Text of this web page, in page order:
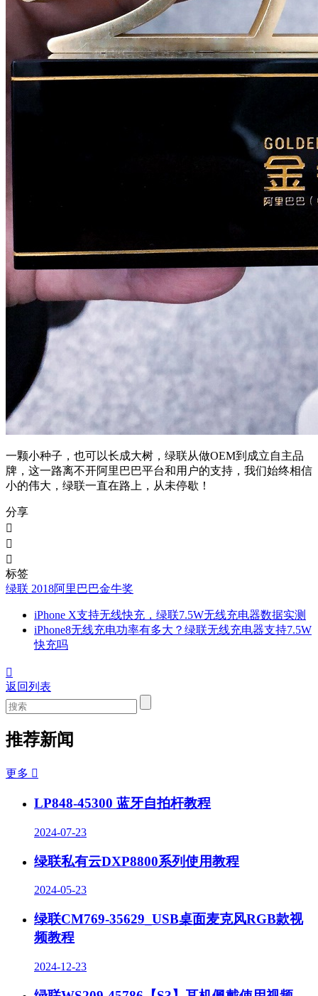
一颗小种子，也可以长成大树，绿联从做OEM到成立自主品
牌，这一路离不开阿里巴巴平台和用户的支持，我们始终相信
小的伟大，绿联一直在路上，从未停歇！
分享



标签
绿联 2018阿里巴巴金牛奖
iPhone X支持无线快充，绿联7.5W无线充电器数据实测
iPhone8无线充电功率有多大？绿联无线充电器支持7.5W
快充吗

返回列表
推荐新闻
更多 
LP848-45300 蓝牙自拍杆教程
2024-07-23
绿联私有云DXP8800系列使用教程
2024-05-23
绿联CM769-35629_USB桌面麦克风RGB款视
频教程
2024-12-23